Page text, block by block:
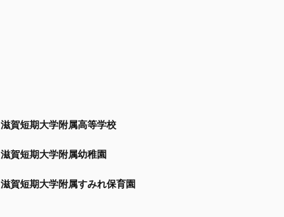
滋賀短期大学附属高等学校
滋賀短期大学附属幼稚園
滋賀短期大学附属すみれ保育園